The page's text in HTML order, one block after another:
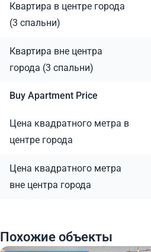
Квартира в центре города
(3 спальни)
Квартира вне центра
города (3 спальни)
Buy Apartment Price
Цена квадратного метра в
центре города
Цена квадратного метра
вне центра города
Похожие объекты